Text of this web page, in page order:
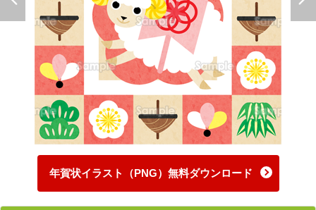
年賀状イラスト（PNG）無料ダウンロード